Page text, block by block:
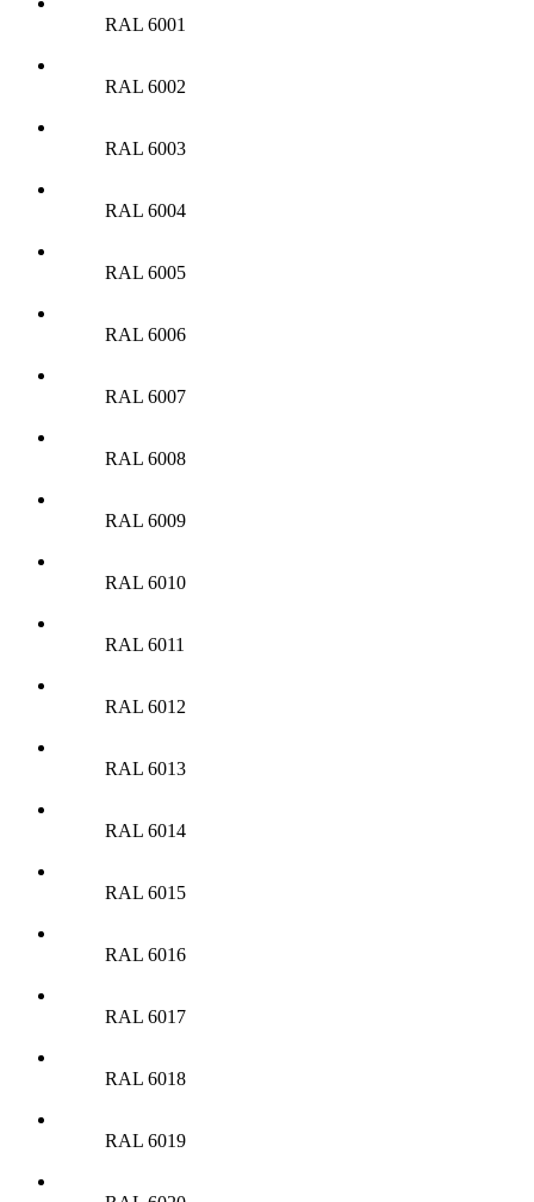
RAL 6001
RAL 6002
RAL 6003
RAL 6004
RAL 6005
RAL 6006
RAL 6007
RAL 6008
RAL 6009
RAL 6010
RAL 6011
RAL 6012
RAL 6013
RAL 6014
RAL 6015
RAL 6016
RAL 6017
RAL 6018
RAL 6019